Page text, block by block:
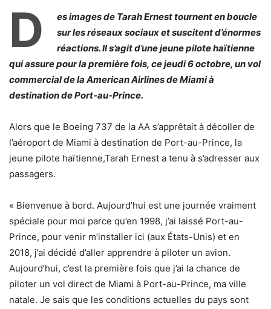
D
es images de Tarah Ernest tournent en boucle
sur les réseaux sociaux et suscitent d’énormes
réactions. Il s’agit d’une jeune pilote haïtienne
qui assure pour la première fois, ce jeudi 6 octobre, un vol
commercial de la American Airlines de Miami à
destination de Port-au-Prince.
Alors que le Boeing 737 de la AA s’apprêtait à décoller de
l’aéroport de Miami à destination de Port-au-Prince, la
jeune pilote haïtienne,Tarah Ernest a tenu à s’adresser aux
passagers.
« Bienvenue à bord. Aujourd’hui est une journée vraiment
spéciale pour moi parce qu’en 1998, j’ai laissé Port-au-
Prince, pour venir m’installer ici (aux États-Unis) et en
2018, j’ai décidé d’aller apprendre à piloter un avion.
Aujourd’hui, c’est la première fois que j’ai la chance de
piloter un vol direct de Miami à Port-au-Prince, ma ville
natale. Je sais que les conditions actuelles du pays sont